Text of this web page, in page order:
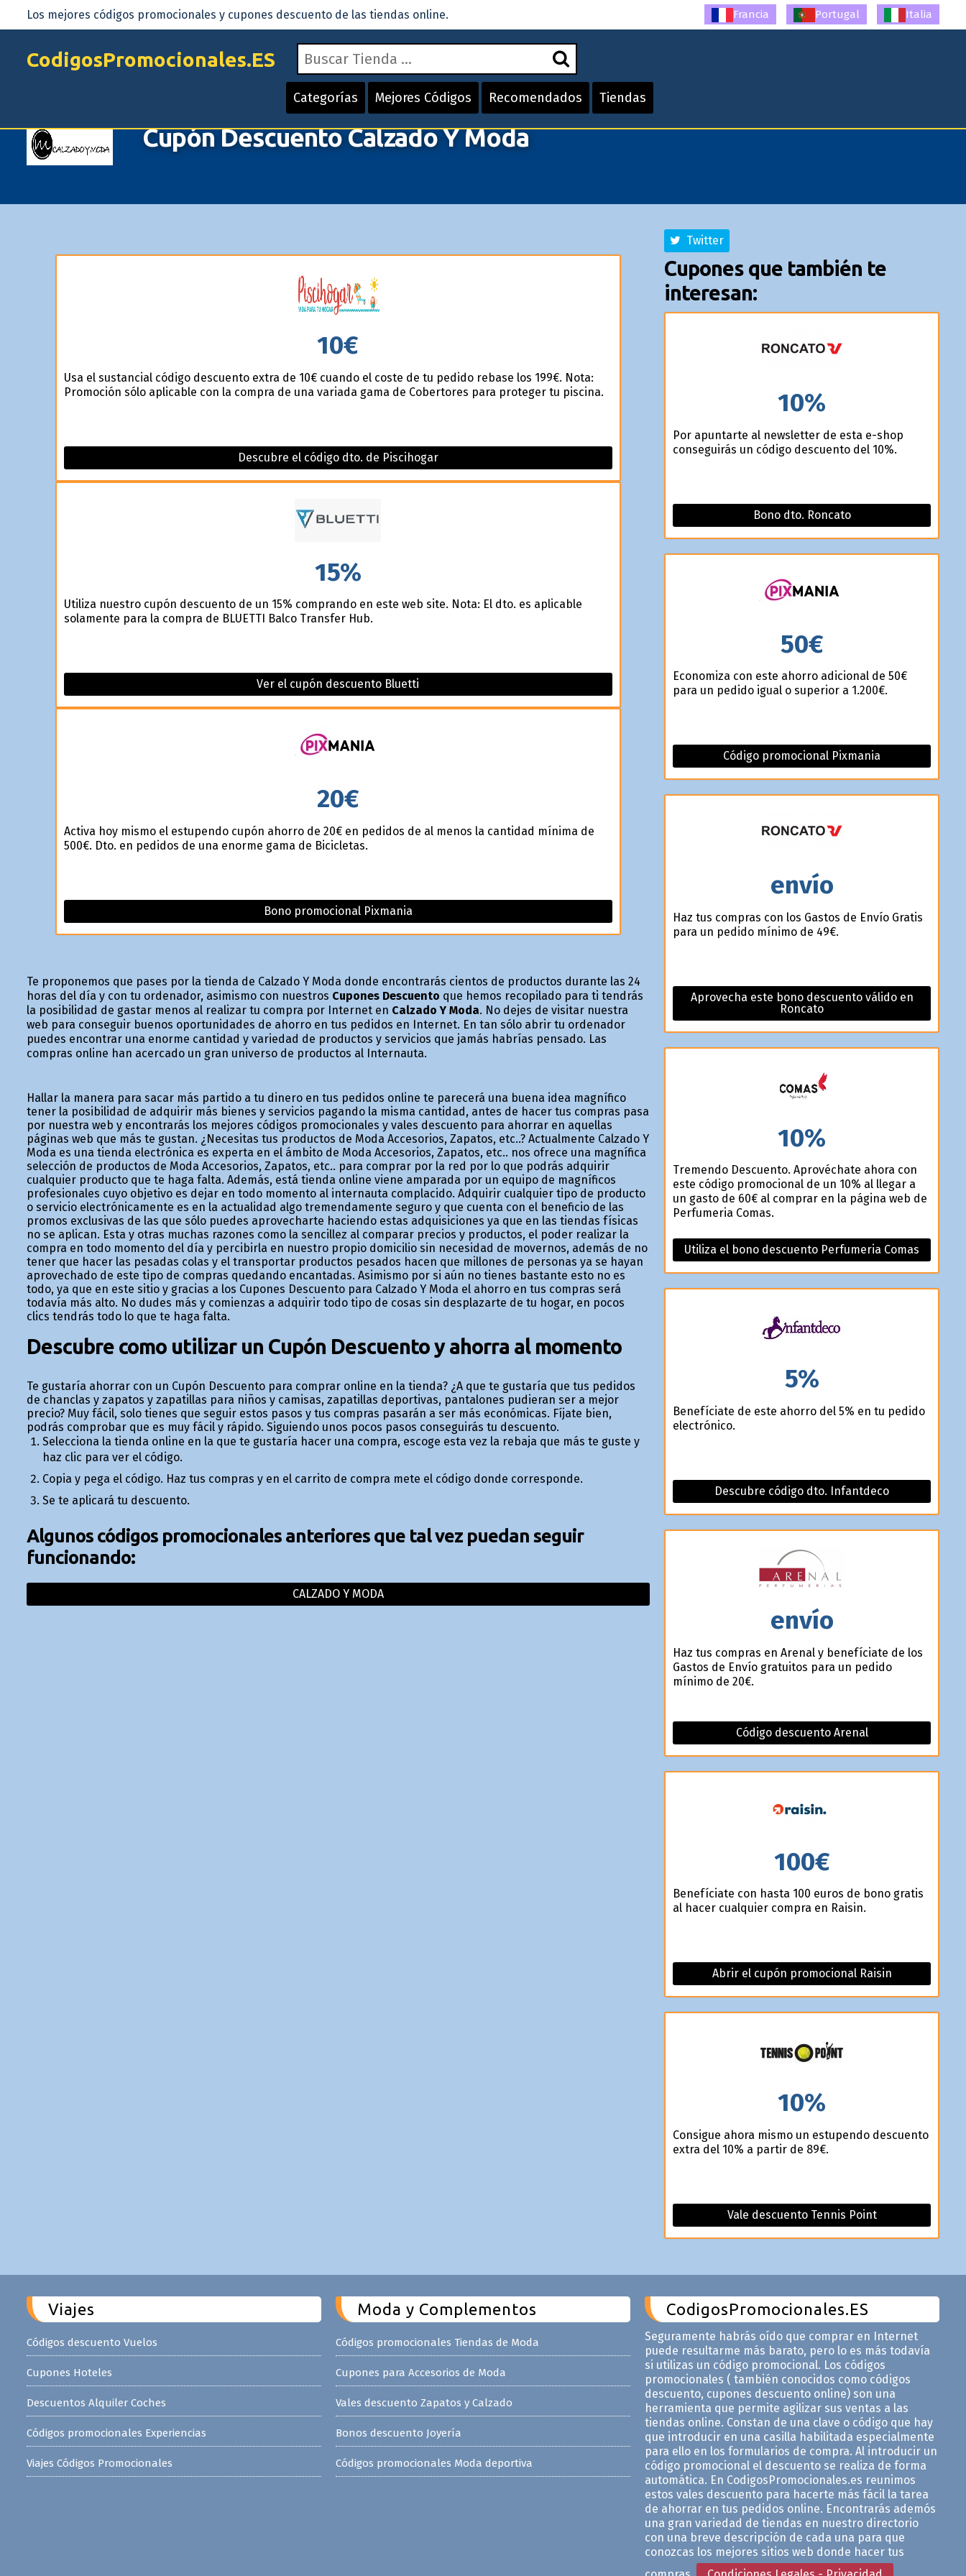
CodigosPromocionales.ES
Categorías Mejores Códigos Recomendados Tiendas
Los mejores códigos promocionales y cupones descuento de las tiendas online. Francia Portugal Italia
Cupón Descuento Calzado Y Moda
10€
Usa el sustancial código descuento extra de 10€ cuando el coste de tu pedido rebase los 199€. Nota:
Promoción sólo aplicable con la compra de una variada gama de Cobertores para proteger tu piscina.
Descubre el código dto. de Piscihogar
15%
Utiliza nuestro cupón descuento de un 15% comprando en este web site. Nota: El dto. es aplicable
solamente para la compra de BLUETTI Balco Transfer Hub.
Ver el cupón descuento Bluetti
20€
Activa hoy mismo el estupendo cupón ahorro de 20€ en pedidos de al menos la cantidad mínima de
500€. Dto. en pedidos de una enorme gama de Bicicletas.
Bono promocional Pixmania
Te proponemos que pases por la tienda de Calzado Y Moda donde encontrarás cientos de productos durante las 24
horas del día y con tu ordenador, asimismo con nuestros Cupones Descuento que hemos recopilado para ti tendrás
la posibilidad de gastar menos al realizar tu compra por Internet en Calzado Y Moda. No dejes de visitar nuestra
web para conseguir buenos oportunidades de ahorro en tus pedidos en Internet. En tan sólo abrir tu ordenador
puedes encontrar una enorme cantidad y variedad de productos y servicios que jamás habrías pensado. Las
compras online han acercado un gran universo de productos al Internauta.
Hallar la manera para sacar más partido a tu dinero en tus pedidos online te parecerá una buena idea magnífico
tener la posibilidad de adquirir más bienes y servicios pagando la misma cantidad, antes de hacer tus compras pasa
por nuestra web y encontrarás los mejores códigos promocionales y vales descuento para ahorrar en aquellas
páginas web que más te gustan. ¿Necesitas tus productos de Moda Accesorios, Zapatos, etc..? Actualmente Calzado Y
Moda es una tienda electrónica es experta en el ámbito de Moda Accesorios, Zapatos, etc.. nos ofrece una magnífica
selección de productos de Moda Accesorios, Zapatos, etc.. para comprar por la red por lo que podrás adquirir
cualquier producto que te haga falta. Además, está tienda online viene amparada por un equipo de magníficos
profesionales cuyo objetivo es dejar en todo momento al internauta complacido. Adquirir cualquier tipo de producto
o servicio electrónicamente es en la actualidad algo tremendamente seguro y que cuenta con el beneficio de las
promos exclusivas de las que sólo puedes aprovecharte haciendo estas adquisiciones ya que en las tiendas físicas
no se aplican. Esta y otras muchas razones como la sencillez al comparar precios y productos, el poder realizar la
compra en todo momento del día y percibirla en nuestro propio domicilio sin necesidad de movernos, además de no
tener que hacer las pesadas colas y el transportar productos pesados hacen que millones de personas ya se hayan
aprovechado de este tipo de compras quedando encantadas. Asimismo por si aún no tienes bastante esto no es
todo, ya que en este sitio y gracias a los Cupones Descuento para Calzado Y Moda el ahorro en tus compras será
todavía más alto. No dudes más y comienzas a adquirir todo tipo de cosas sin desplazarte de tu hogar, en pocos
clics tendrás todo lo que te haga falta.
Descubre como utilizar un Cupón Descuento y ahorra al momento
Te gustaría ahorrar con un Cupón Descuento para comprar online en la tienda? ¿A que te gustaría que tus pedidos
de chanclas y zapatos y zapatillas para niños y camisas, zapatillas deportivas, pantalones pudieran ser a mejor
precio? Muy fácil, solo tienes que seguir estos pasos y tus compras pasarán a ser más económicas. Fíjate bien,
podrás comprobar que es muy fácil y rápido. Siguiendo unos pocos pasos conseguirás tu descuento.
Selecciona la tienda online en la que te gustaría hacer una compra, escoge esta vez la rebaja que más te guste y
haz clic para ver el código.
Copia y pega el código. Haz tus compras y en el carrito de compra mete el código donde corresponde.
Se te aplicará tu descuento.
Algunos códigos promocionales anteriores que tal vez puedan seguir
funcionando:
CALZADO Y MODA
Twitter
Cupones que también te
interesan:
10%
Por apuntarte al newsletter de esta e-shop
conseguirás un código descuento del 10%.
Bono dto. Roncato
50€
Economiza con este ahorro adicional de 50€
para un pedido igual o superior a 1.200€.
Código promocional Pixmania
envío
Haz tus compras con los Gastos de Envío Gratis
para un pedido mínimo de 49€.
Aprovecha este bono descuento válido en
Roncato
10%
Tremendo Descuento. Aprovéchate ahora con
este código promocional de un 10% al llegar a
un gasto de 60€ al comprar en la página web de
Perfumeria Comas.
Utiliza el bono descuento Perfumeria Comas
5%
Benefíciate de este ahorro del 5% en tu pedido
electrónico.
Descubre código dto. Infantdeco
envío
Haz tus compras en Arenal y benefíciate de los
Gastos de Envío gratuitos para un pedido
mínimo de 20€.
Código descuento Arenal
100€
Benefíciate con hasta 100 euros de bono gratis
al hacer cualquier compra en Raisin.
Abrir el cupón promocional Raisin
10%
Consigue ahora mismo un estupendo descuento
extra del 10% a partir de 89€.
Vale descuento Tennis Point
Viajes
Códigos descuento Vuelos
Cupones Hoteles
Descuentos Alquiler Coches
Códigos promocionales Experiencias
Viajes Códigos Promocionales
Moda y Complementos
Códigos promocionales Tiendas de Moda
Cupones para Accesorios de Moda
Vales descuento Zapatos y Calzado
Bonos descuento Joyería
Códigos promocionales Moda deportiva
CodigosPromocionales.ES
Seguramente habrás oído que comprar en Internet
puede resultarme más barato, pero lo es más todavía
si utilizas un código promocional. Los códigos
promocionales ( también conocidos como códigos
descuento, cupones descuento online) son una
herramienta que permite agilizar sus ventas a las
tiendas online. Constan de una clave o código que hay
que introducir en una casilla habilitada especialmente
para ello en los formularios de compra. Al introducir un
código promocional el descuento se realiza de forma
automática. En CodigosPromocionales.es reunimos
estos vales descuento para hacerte más fácil la tarea
de ahorrar en tus pedidos online. Encontrarás ademós
una gran variedad de tiendas en nuestro directorio
con una breve descripción de cada una para que
conozcas los mejores sitios web donde hacer tus